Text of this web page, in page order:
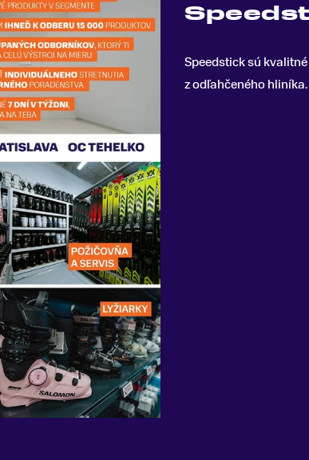
Speedstick sú
z odľahčeného hliníka.